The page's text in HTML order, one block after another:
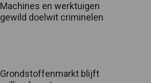
Machines en werktuigen
gewild doelwit criminelen
Grondstoffenmarkt blijft